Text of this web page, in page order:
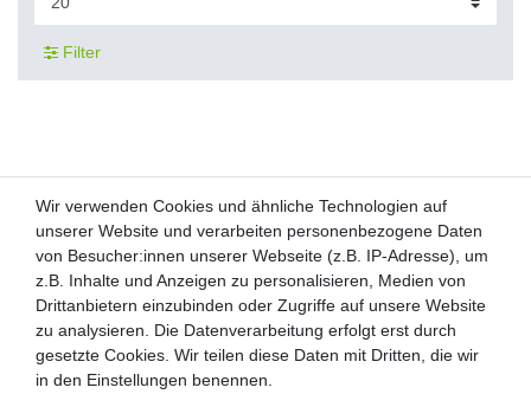
Filter
Kunden-Anfragen: info@zooheld.de
Über uns
Zahlung und Versand
Retouren
Wir verwenden Cookies und ähnliche Technologien auf
unserer Website und verarbeiten personenbezogene Daten
von Besucher:innen unserer Webseite (z.B. IP-Adresse), um
z.B. Inhalte und Anzeigen zu personalisieren, Medien von
Drittanbietern einzubinden oder Zugriffe auf unsere Website
zu analysieren. Die Datenverarbeitung erfolgt erst durch
gesetzte Cookies. Wir teilen diese Daten mit Dritten, die wir
in den Einstellungen benennen.
Wir verwenden Cookies und ähnliche Technologien auf
unserer Website und verarbeiten personenbezogene Daten
von Besucher:innen unserer Webseite (z.B. IP-Adresse), um
z.B. Inhalte und Anzeigen zu personalisieren, Medien von
Drittanbietern einzubinden oder Zugriffe auf unsere Website
zu analysieren. Die Datenverarbeitung erfolgt erst durch
gesetzte Cookies. Wir teilen diese Daten mit Dritten, die wir
in den Einstellungen benennen.